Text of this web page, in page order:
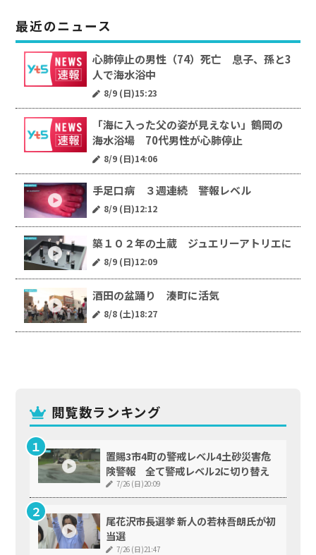
閲覧数ランキング
置賜3市4町の警戒レベル4土砂災害危
険警報 全て警戒レベル2に切り替え
7/26 (日)20:09
尾花沢市長選挙 新人の若林吾朗氏が初
当選
7/26 (日)21:47
最近のニュース
心肺停止の男性（74）死亡 息子、孫と3
人で海水浴中
8/9 (日)15:23
「海に入った父の姿が見えない」鶴岡の
海水浴場 70代男性が心肺停止
8/9 (日)14:06
手足口病 ３週連続 警報レベル
8/9 (日)12:12
築１０２年の土蔵 ジュエリーアトリエに
8/9 (日)12:09
酒田の盆踊り 湊町に活気
8/8 (土)18:27